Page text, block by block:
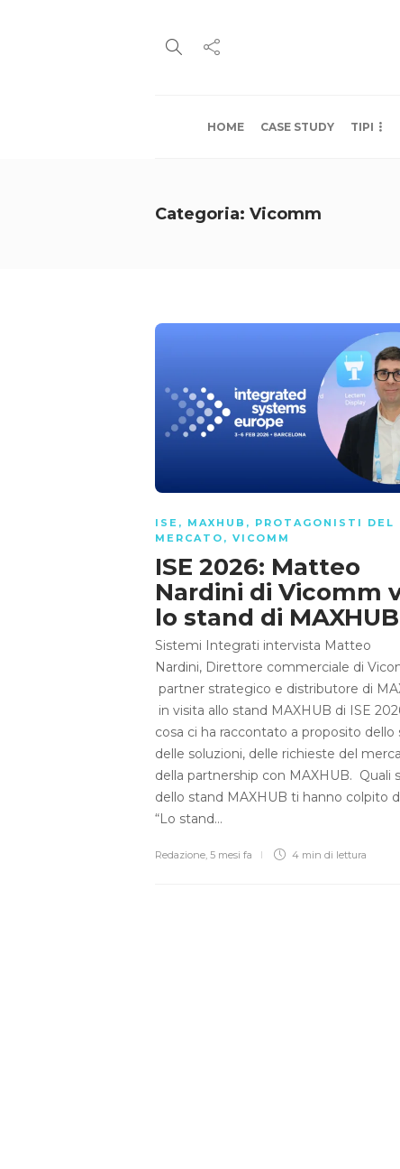
HOME CASE STUDY TIPI
Categoria: Vicomm
ISE , MAXHUB , PROTAGONISTI DEL
MERCATO , VICOMM
ISE 2026: Matteo
Nardini di Vicomm
lo stand di MAXHUB
Sistemi Integrati intervista Matteo
Nardini, Direttore commerciale di
partner strategico e distributore di
in visita allo stand MAXHUB di ISE
cosa ci ha raccontato a proposito dello
delle soluzioni, delle richieste del
della partnership con MAXHUB. Quali
dello stand MAXHUB ti hanno colpito
“Lo stand…
Redazione 5 mesi fa 4 min di lettura